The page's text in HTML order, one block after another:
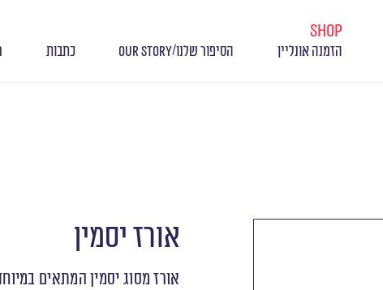
shop
הזמנה אונליין הסיפור שלנו/
OUR STORY כתבות
אורז יסמין
אורז מסוג יסמין המתאים